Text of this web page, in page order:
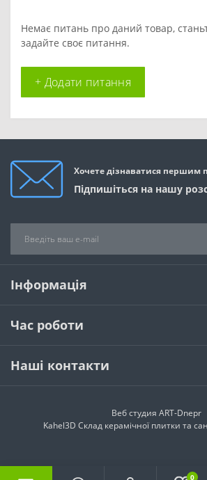
0
Немає питань про даний товар,
задайте своє питання.
+ Додати питання
Хочете дізнаватися першим
Підпишіться на нашу
Інформація
Час роботи
Наші контакти
Веб студия ART-Dnepr
Kahel3D Склад керамічної плитки та